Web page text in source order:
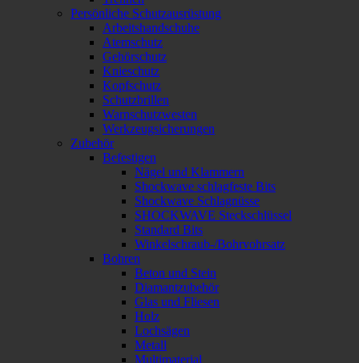
Persönliche Schutzausrüstung
Arbeitshandschuhe
Atemschutz
Gehörschutz
Knieschutz
Kopfschutz
Schutzbrillen
Warnschutzwesten
Werkzeugsicherungen
Zubehör
Befestigen
Nägel und Klammern
Shockwave schlagfeste Bits
Shockwave Schlagnüsse
SHOCKWAVE Steckschlüssel
Standard Bits
Winkelschraub-/Bohrvohrsatz
Bohren
Beton und Stein
Diamantzubehör
Glas und Fliesen
Holz
Lochsägen
Metall
Multimaterial